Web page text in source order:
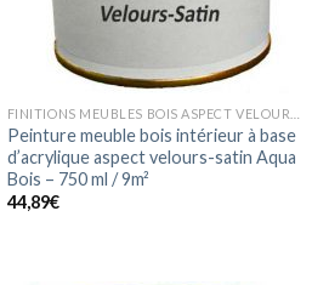
Peinture meuble bois intérieur à base
d’acrylique aspect velours-satin Aqua
Bois – 750 ml / 9m²
44,89€